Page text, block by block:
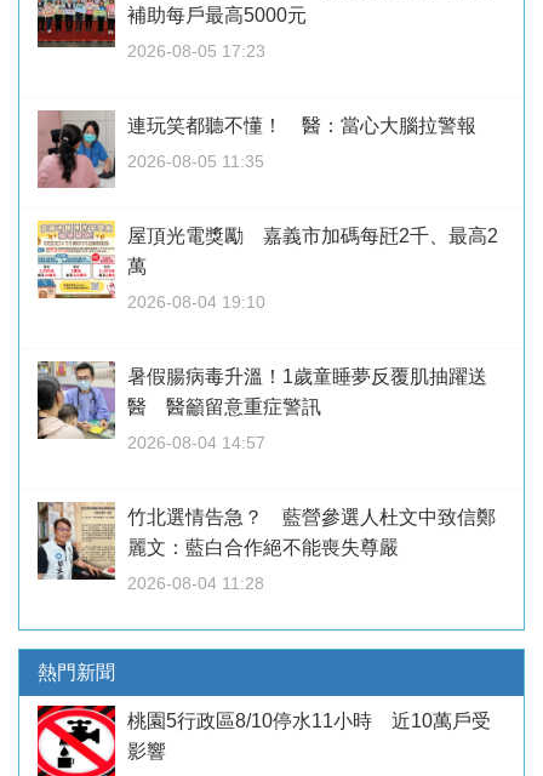
補助每戶最高5000元
2026-08-05 17:23
連玩笑都聽不懂！ 醫：當心大腦拉警報
2026-08-05 11:35
屋頂光電獎勵 嘉義市加碼每瓩2千、最高2
萬
2026-08-04 19:10
暑假腸病毒升溫！1歲童睡夢反覆肌抽躍送
醫 醫籲留意重症警訊
2026-08-04 14:57
竹北選情告急？ 藍營參選人杜文中致信鄭
麗文：藍白合作絕不能喪失尊嚴
2026-08-04 11:28
熱門新聞
桃園5行政區8/10停水11小時 近10萬戶受
影響